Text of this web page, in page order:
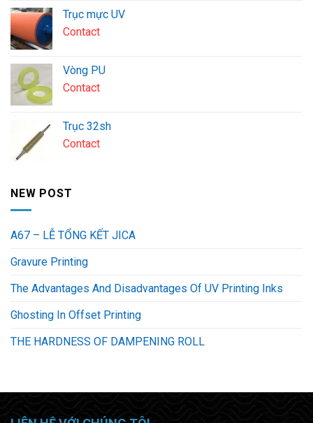
Trục mực UV
Contact
Vòng PU
Contact
Trục 32sh
Contact
NEW POST
A67 – LỄ TỔNG KẾT JICA
Gravure Printing
The Advantages And Disadvantages Of UV Printing Inks
Ghosting In Offset Printing
THE HARDNESS OF DAMPENING ROLL